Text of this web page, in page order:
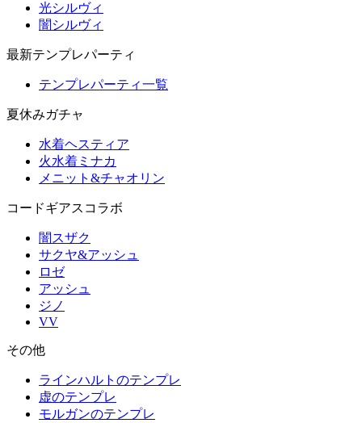
光シルヴィ
闇シルヴィ
最新テンプレパーティ
テンプレパーティ一覧
夏休みガチャ
水着ヘスティア
火水着ミナカ
メニット&チャオリン
コードギアスコラボ
闇スザク
サクヤ&アッシュ
ロゼ
アッシュ
ジノ
VV
その他
ラインハルトのテンプレ
虚のテンプレ
モルガンのテンプレ